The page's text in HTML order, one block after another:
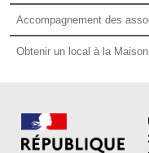
Accompagnement des
Obtenir un local à la